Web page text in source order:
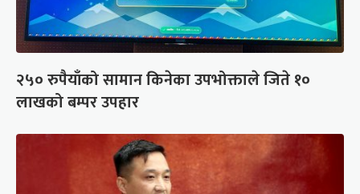
२५० रुपैयाँको सामान किनेका उपभोक्ताले जिते १०
लाखको बम्पर उपहार